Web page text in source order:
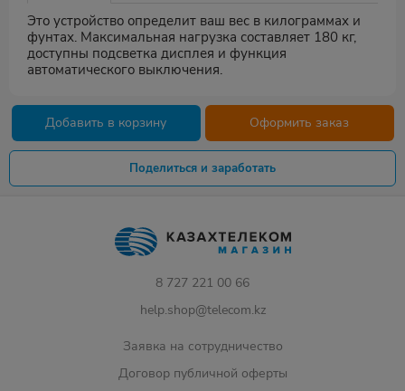
Это устройство определит ваш вес в килограммах и
фунтах. Максимальная нагрузка составляет 180 кг,
доступны подсветка дисплея и функция
автоматического выключения.
Добавить в корзину Оформить заказ
Поделиться и заработать
8 727 221 00 66
help.shop@telecom.kz
Заявка на сотрудничество
Договор публичной оферты